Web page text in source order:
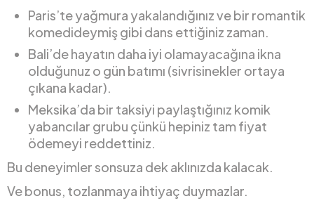
Paris’te yağmura yakalandığınız ve bir romantik
komedideymiş gibi dans ettiğiniz zaman.
Bali’de hayatın daha iyi olamayacağına ikna
olduğunuz o gün batımı (sivrisinekler ortaya
çıkana kadar).
Meksika’da bir taksiyi paylaştığınız komik
yabancılar grubu çünkü hepiniz tam fiyat
ödemeyi reddettiniz.
Bu deneyimler sonsuza dek aklınızda kalacak.
Ve bonus, tozlanmaya ihtiyaç duymazlar.